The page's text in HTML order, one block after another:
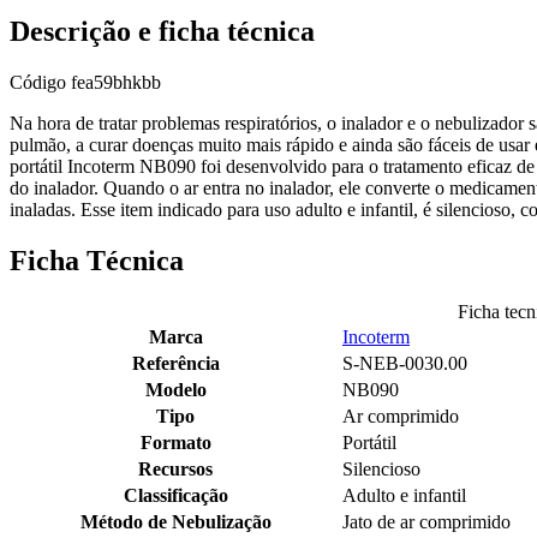
Descrição e ficha técnica
Código fea59bhkbb
Na hora de tratar problemas respiratórios, o inalador e o nebulizador
pulmão, a curar doenças muito mais rápido e ainda são fáceis de
portátil Incoterm NB090 foi desenvolvido para o tratamento eficaz
do inalador. Quando o ar entra no inalador, ele converte o
inaladas. Esse item indicado para uso adulto e infantil, é silencioso,
Ficha Técnica
Ficha
Marca
Incoterm
Referência
S-NEB-0030.00
Modelo
NB090
Tipo
Ar comprimido
Formato
Portátil
Recursos
Silencioso
Classificação
Adulto e infantil
Método de Nebulização
Jato de ar comprimido